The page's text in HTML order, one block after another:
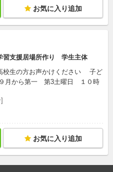
お気に入り追加
支援居場所作り 学生主体
校生の方お声かけください 子ど
９月から第一 第3土曜日 １０時
お気に入り追加